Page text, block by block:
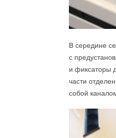
В середине
с
и фиксаторы
части
собой